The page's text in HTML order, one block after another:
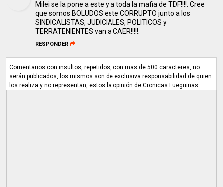
Milei se la pone a este y a toda la mafia de TDF!!!!. Cree
que somos BOLUDOS este CORRUPTO junto a los
SINDICALISTAS, JUDICIALES, POLITICOS y
TERRATENIENTES van a CAER!!!!!.
RESPONDER
Comentarios con insultos, repetidos, con mas de 500 caracteres, no
serán publicados, los mismos son de exclusiva responsabilidad de quien
los realiza y no representan, estos la opinión de Cronicas Fueguinas.